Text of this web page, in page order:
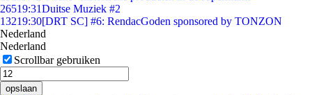
26519:31Duitse Muziek #2
13219:30[DRT SC] #6: RendacGoden sponsored by TONZON
Nederland
Nederland
Scrollbar gebruiken
opslaan